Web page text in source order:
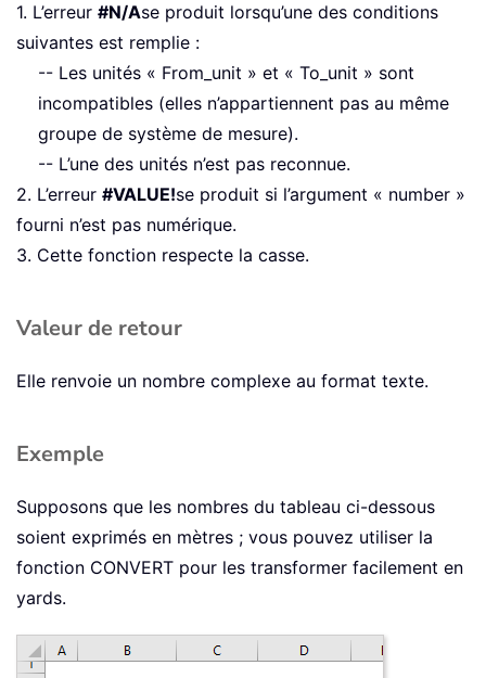
1. L’erreur #N/Ase produit lorsqu’une des conditions
suivantes est remplie :
-- Les unités « From_unit » et « To_unit » sont
incompatibles (elles n’appartiennent pas au même
groupe de système de mesure).
-- L’une des unités n’est pas reconnue.
2. L’erreur #VALUE!se produit si l’argument « number »
fourni n’est pas numérique.
3. Cette fonction respecte la casse.
Valeur de retour
Elle renvoie un nombre complexe au format texte.
Exemple
Supposons que les nombres du tableau ci-dessous
soient exprimés en mètres ; vous pouvez utiliser la
fonction CONVERT pour les transformer facilement en
yards.